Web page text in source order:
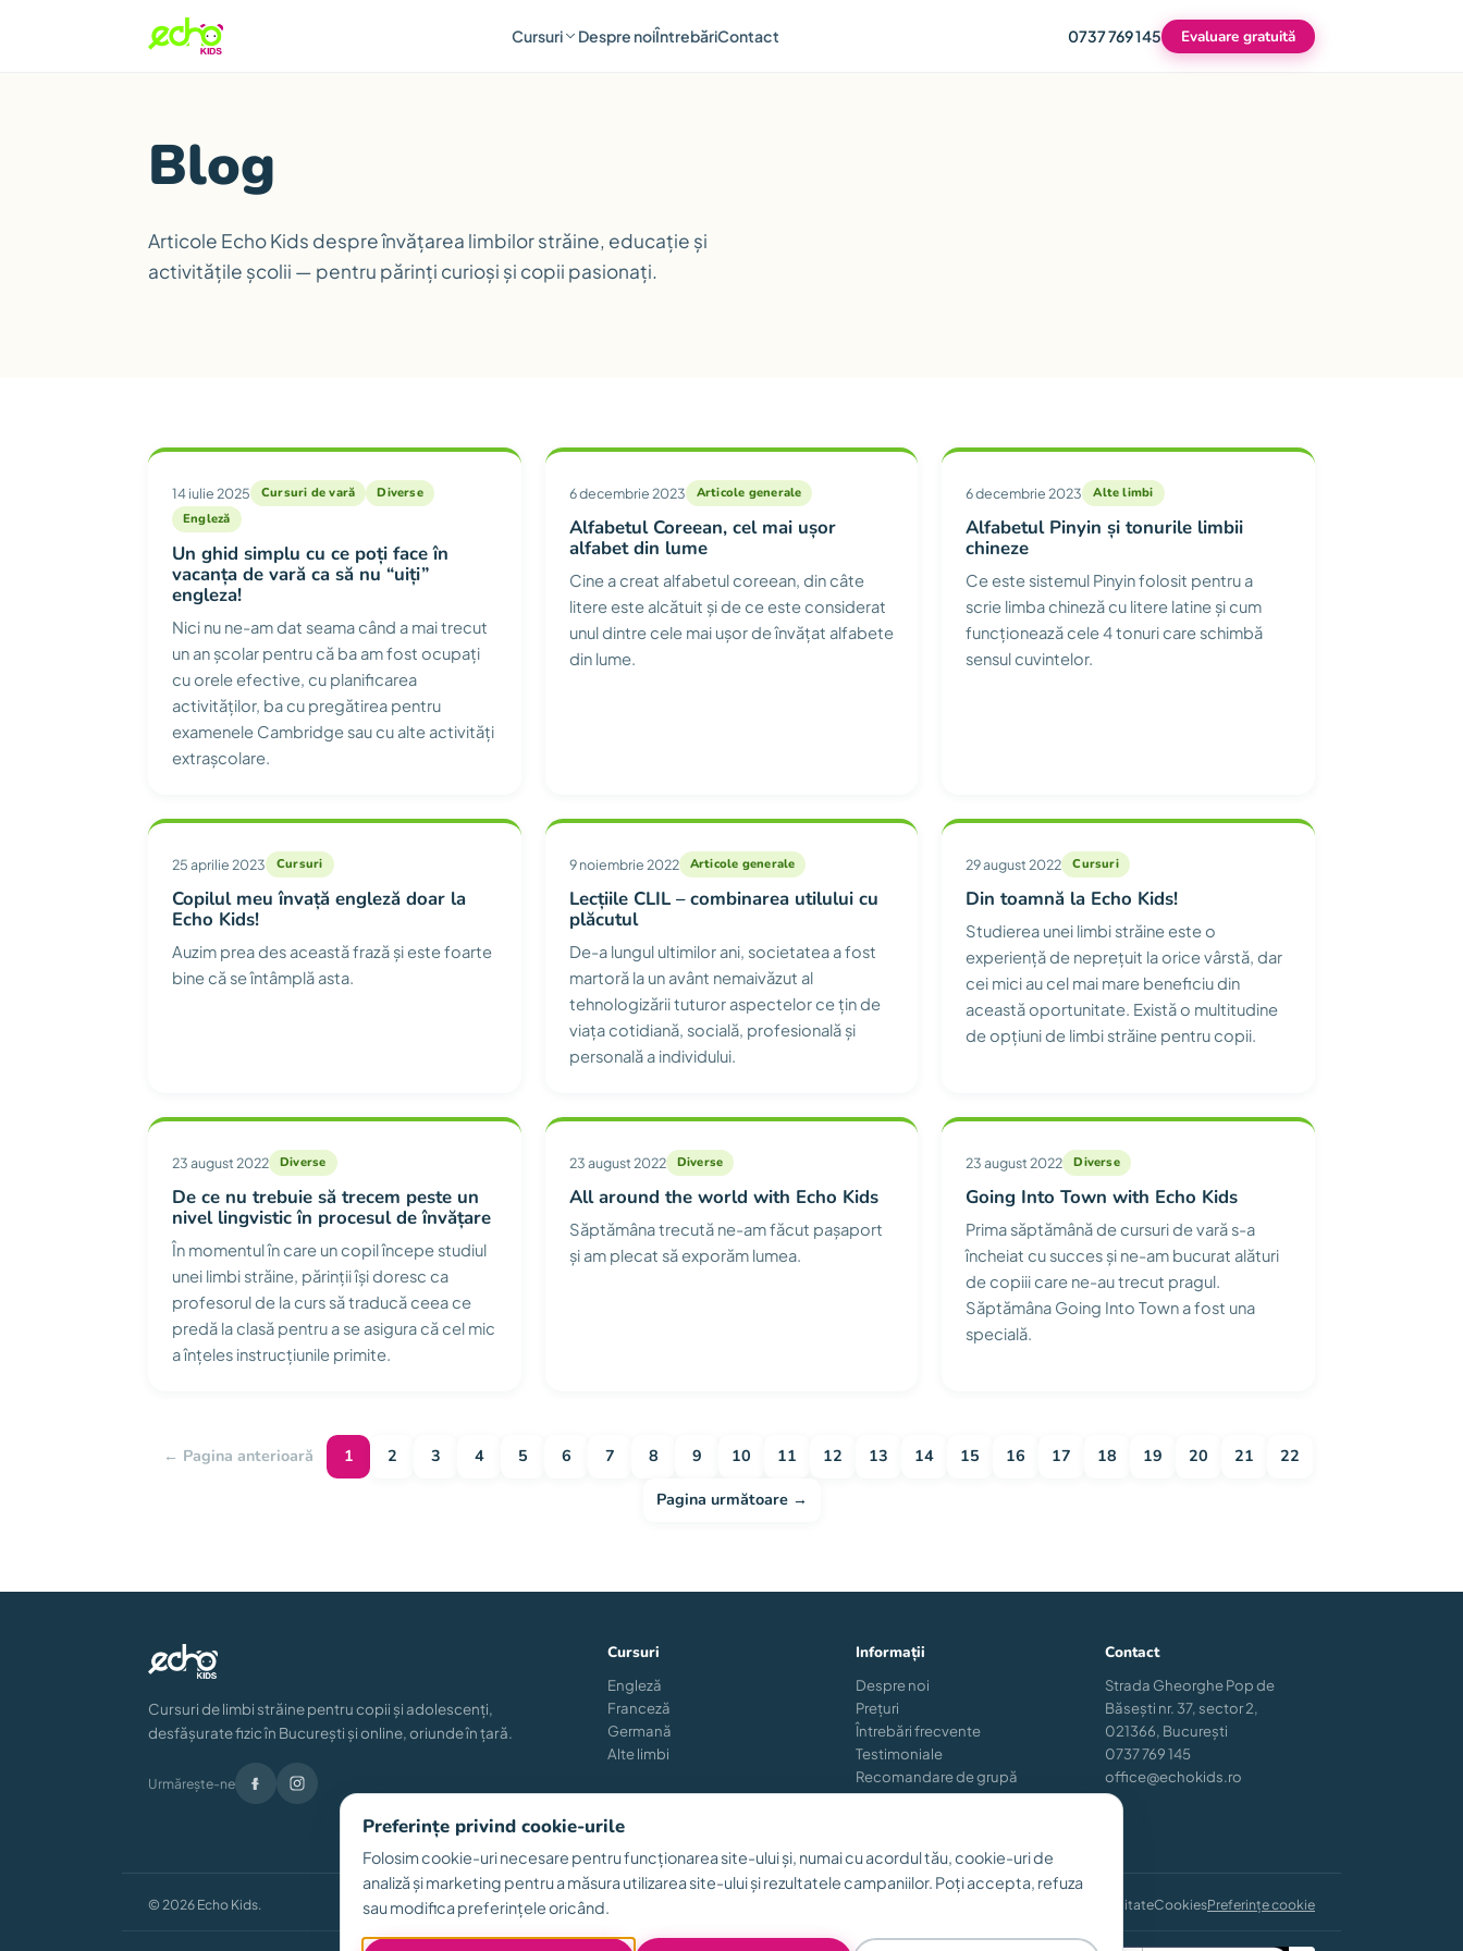
Cursuri Despre noiÎntrebăriContact 0737 769 145 Evaluare gratuită
Blog
Articole Echo Kids despre învățarea limbilor străine, educație și
activitățile școlii — pentru părinți curioși și copii pasionați.
Articole
14 iulie 2025 Cursuri de vară
Diverse
Engleză
Un ghid simplu cu ce poți face în
vacanța de vară ca să nu “uiți”
engleza!
Nici nu ne-am dat seama când a mai trecut
un an școlar pentru că ba am fost ocupați
cu orele efective, cu planificarea
activităților, ba cu pregătirea pentru
examenele Cambridge sau cu alte activități
extrașcolare.
6 decembrie 2023 Articole generale
Alfabetul Coreean, cel mai ușor
alfabet din lume
Cine a creat alfabetul coreean, din câte
litere este alcătuit și de ce este considerat
unul dintre cele mai ușor de învățat alfabete
din lume.
6 decembrie 2023 Alte limbi
Alfabetul Pinyin și tonurile limbii
chineze
Ce este sistemul Pinyin folosit pentru a
scrie limba chineză cu litere latine și cum
funcționează cele 4 tonuri care schimbă
sensul cuvintelor.
25 aprilie 2023 Cursuri
Copilul meu învață engleză doar la
Echo Kids!
Auzim prea des această frază și este foarte
bine că se întâmplă asta.
9 noiembrie 2022 Articole generale
Lecțiile CLIL – combinarea utilului cu
plăcutul
De-a lungul ultimilor ani, societatea a fost
martoră la un avânt nemaivăzut al
tehnologizării tuturor aspectelor ce țin de
viața cotidiană, socială, profesională și
personală a individului.
29 august 2022 Cursuri
Din toamnă la Echo Kids!
Studierea unei limbi străine este o
experiență de neprețuit la orice vârstă, dar
cei mici au cel mai mare beneficiu din
această oportunitate. Există o multitudine
de opțiuni de limbi străine pentru copii.
23 august 2022 Diverse
De ce nu trebuie să trecem peste un
nivel lingvistic în procesul de învățare
În momentul în care un copil începe studiul
unei limbi străine, părinții își doresc ca
profesorul de la curs să traducă ceea ce
predă la clasă pentru a se asigura că cel mic
a înțeles instrucțiunile primite.
23 august 2022 Diverse
All around the world with Echo Kids
Săptămâna trecută ne-am făcut pașaport
și am plecat să exporăm lumea.
23 august 2022 Diverse
Going Into Town with Echo Kids
Prima săptămână de cursuri de vară s-a
încheiat cu succes și ne-am bucurat alături
de copiii care ne-au trecut pragul.
Săptămâna Going Into Town a fost una
specială.
← Pagina anterioară 1 2 3 4 5 6 7 8 9 10 11 12 13 14 15 16 17 18 19 20 21
22
Pagina următoare →
Cursuri de limbi străine pentru copii și adolescenți,
desfășurate fizic în București și online, oriunde în țară.
Urmărește-ne
Cursuri
Engleză
Franceză
Germană
Alte limbi
Informații
Despre noi
Prețuri
Întrebări frecvente
Testimoniale
Recomandare de grupă
Reînscriere
Contact
Strada Gheorghe Pop de
Băsești nr. 37, sector 2,
021366, București
0737 769 145
office@echokids.ro
© 2026 Echo Kids. ConfidențialitateCookiesPreferințe cookie
Preferințe privind cookie-urile
Folosim cookie-uri necesare pentru funcționarea site-ului și, numai cu acordul tău, cookie-uri de
analiză și marketing pentru a măsura utilizarea site-ului și rezultatele campaniilor. Poți accepta, refuza
sau modifica preferințele oricând.